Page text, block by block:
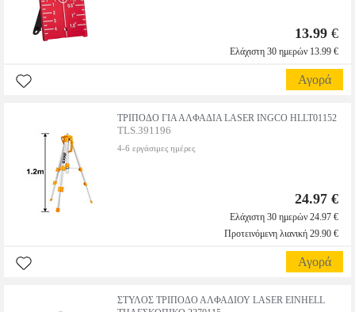
13.99 €
Ελάχιστη 30 ημερών 13.99 €
Αγορά
ΤΡΙΠΟΔΟ ΓΙΑ ΑΛΦΑΔΙΑ LASER INGCO HLLT01152
TLS.391196
4-6 εργάσιμες ημέρες
24.97 €
Ελάχιστη 30 ημερών 24.97 €
Προτεινόμενη λιανική 29.90 €
Αγορά
ΣΤΥΛΟΣ ΤΡΙΠΟΔΟ ΑΛΦΑΔΙΟΥ LASER EINHELL